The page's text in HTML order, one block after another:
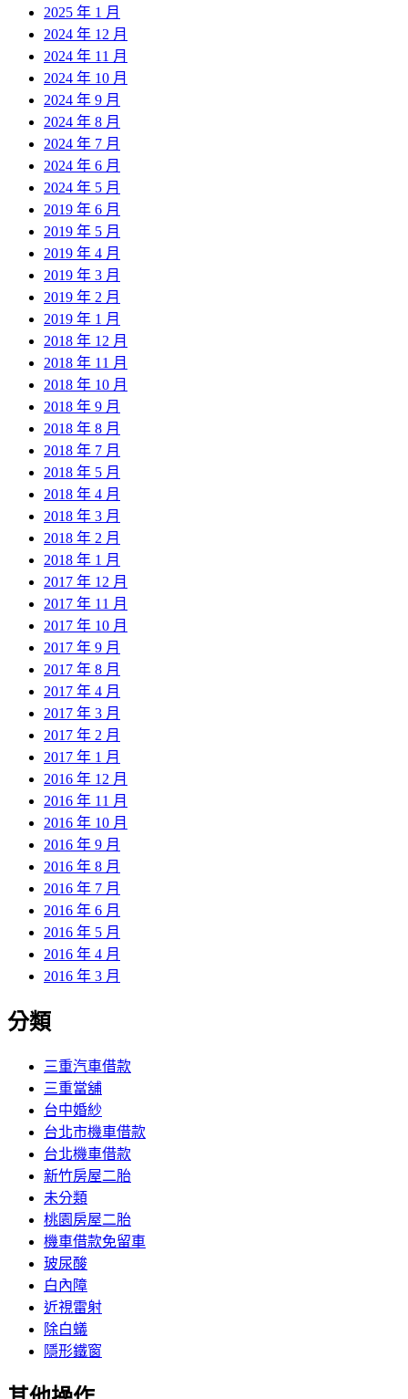
2025 年 1 月
2024 年 12 月
2024 年 11 月
2024 年 10 月
2024 年 9 月
2024 年 8 月
2024 年 7 月
2024 年 6 月
2024 年 5 月
2019 年 6 月
2019 年 5 月
2019 年 4 月
2019 年 3 月
2019 年 2 月
2019 年 1 月
2018 年 12 月
2018 年 11 月
2018 年 10 月
2018 年 9 月
2018 年 8 月
2018 年 7 月
2018 年 5 月
2018 年 4 月
2018 年 3 月
2018 年 2 月
2018 年 1 月
2017 年 12 月
2017 年 11 月
2017 年 10 月
2017 年 9 月
2017 年 8 月
2017 年 4 月
2017 年 3 月
2017 年 2 月
2017 年 1 月
2016 年 12 月
2016 年 11 月
2016 年 10 月
2016 年 9 月
2016 年 8 月
2016 年 7 月
2016 年 6 月
2016 年 5 月
2016 年 4 月
2016 年 3 月
分類
三重汽車借款
三重當舖
台中婚紗
台北市機車借款
台北機車借款
新竹房屋二胎
未分類
桃園房屋二胎
機車借款免留車
玻尿酸
白內障
近視雷射
除白蟻
隱形鐵窗